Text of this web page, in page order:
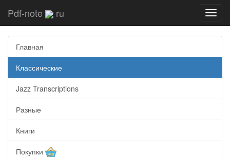
Pdf-note ru
Главная
Классические
Jazz Transcriptions
Разные
Книги
Покупки